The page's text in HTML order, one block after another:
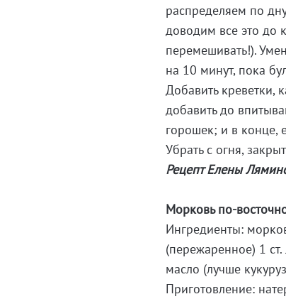
распределяем по
доводим все это до
перемешивать!).
на 10 минут, пока
Добавить креветки,
добавить до
горошек; и в конце,
Убрать с огня,
Рецепт Елены
Морковь по-
Ингредиенты:
(пережаренное) 1
масло (лучше
Приготовление: